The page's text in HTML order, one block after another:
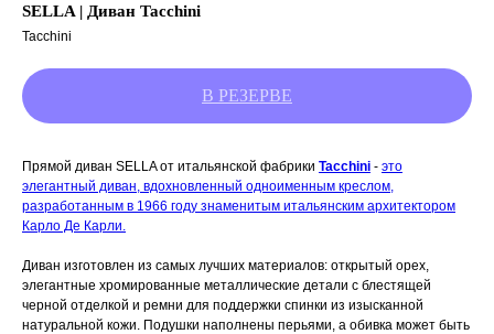
SELLA | Диван Tacchini
Tacchini
Прямой диван SELLA от итальянской фабрики Tacchini - это
элегантный диван, вдохновленный одноименным креслом,
разработанным в 1966 году знаменитым итальянским архитектором
Карло Де Карли.
Диван изготовлен из самых лучших материалов: открытый орех,
элегантные хромированные металлические детали с блестящей
черной отделкой и ремни для поддержки спинки из изысканной
натуральной кожи. Подушки наполнены перьями, а обивка может быть